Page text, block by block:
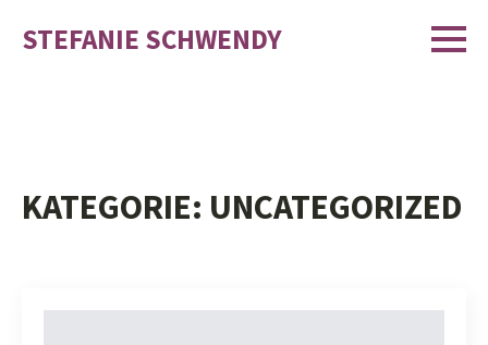
STEFANIE SCHWENDY
KATEGORIE: UNCATEGORIZED